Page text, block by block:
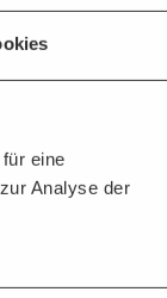
eine
Analyse der